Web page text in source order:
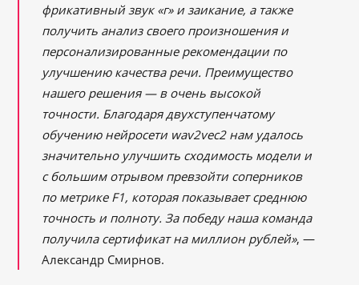
фрикативный звук «г» и заикание, а также
получить анализ своего произношения и
персонализированные рекомендации по
улучшению качества речи. Преимущество
нашего решения — в очень высокой
точности. Благодаря двухступенчатому
обучению нейросети wav2vec2 нам удалось
значительно улучшить сходимость модели и
с большим отрывом превзойти соперников
по метрике F1, которая показывает среднюю
точность и полноту. За победу наша команда
получила сертификат на миллион рублей», —
Александр Смирнов.